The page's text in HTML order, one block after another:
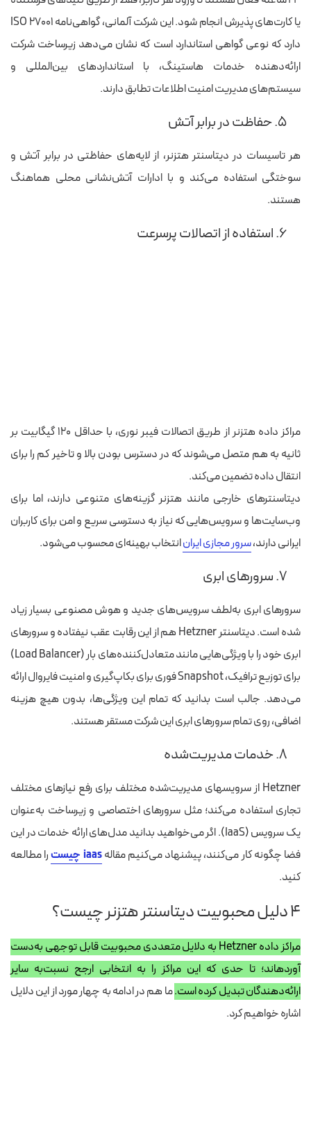
یا کارت‌های پذیرش انجام شود.
این شرکت آلمانی، گواهی‌نامه ISO 27001
دارد که نوعی گواهی استاندارد است که نشان می‌دهد زیرساخت شرکت
ارائه‌دهنده خدمات هاستینگ، با استانداردهای بین‌المللی و
سیستم‌های مدیریت امنیت اطلاعات تطابق دارند.
۵. حفاظت در برابر آتش
هر تاسیسات در دیتاسنتر هتزنر، از لایه‌های حفاظتی در برابر آتش و
سوختگی‌ استفاده می‌کند و با ادارات آتش‌نشانی محلی هماهنگ
هستند.
۶. استفاده از اتصالات پرسرعت
مراکز داده هتزنر از طریق اتصالات فیبر نوری، با حداقل ۱۲۰ گیگابیت بر
ثانیه به هم متصل می‌شوند که در دسترس بودن بالا و تاخیر کم را برای
انتقال داده تضمین می‌کند.
دیتاسنترهای خارجی مانند هتزنر گزینه‌های متنوعی دارند، اما برای
وب‌سایت‌ها و سرویس‌هایی که نیاز به دسترسی سریع و امن برای کاربران
ایرانی دارند،سرور مجازی ایرانانتخاب بهینه‌ای محسوب می‌شود.
۷. سرورهای ابری
سرورهای ابری به‌لطف سرویس‌های جدید و هوش مصنوعی بسیار زیاد
شده است. دیتاسنتر Hetzner هم از این رقابت عقب نیفتاده و سرورهای
ابری خود را با ویژگی‌هایی مانند متعادل‌کننده‌های بار (Load Balancer)
برای توزیع ترافیک، Snapshot فوری برای بکاپ‌گیری و امنیت فایروال ارائه
می‌دهد. جالب است بدانید که تمام این ویژگی‌ها، بدون هیچ هزینه
اضافی، روی تمام سرورهای ابری این شرکت مستقر هستند.
۸. خدمات مدیریت‌شده
Hetzner از سرویس‎های مدیریت‌شده مختلف برای رفع نیازهای مختلف
تجاری استفاده می‌کند؛ مثل سرورهای اختصاصی و زیرساخت به‌عنوان
یک سرویس (IaaS). اگر می‌خواهید بدانید مدل‌های ارائه خدمات در این
فضا چگونه کار می‌کنند، پیشنهاد می‌کنیم مقالهiaas چیست
را مطالعه
کنید.
۴ دلیل محبوبیت دیتاسنتر هتزنر چیست؟
مراکز داده Hetzner به دلایل متعددی محبوبیت قابل توجهی به‌دست
آورده‎اند؛ تا حدی که این مراکز را به انتخابی ارجح نسبت‌به سایر
ارائه‌دهندگان تبدیل کرده است.ما هم در ادامه به چهار مورد از این دلایل
اشاره خواهیم کرد.